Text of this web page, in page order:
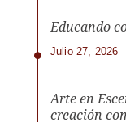
Educando
Julio 27, 2026
Arte en
creación